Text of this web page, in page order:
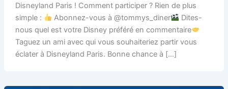
Disneyland Paris ! Comment participer ? Rien de plus
simple :
Abonnez-vous à @tommys_diner
Dites-
nous quel est votre Disney préféré en commentaire
Taguez un ami avec qui vous souhaiteriez partir vous
éclater à Disneyland Paris. Bonne chance à […]